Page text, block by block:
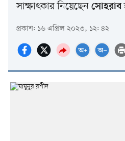
সাক্ষাৎকার নিয়েছেন সোহরাব
প্রকাশ: ১৬ এপ্রিল ২০২৩, ১২: ৪২